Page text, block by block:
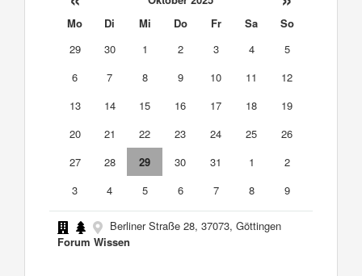
Mo Di Mi Do Fr Sa
So
29
30 1 2 3 4
5
6
7 8 9 10 11
12
13
14 15 16 17 18
19
20
21 22 23 24 25
26
27
28 29 30 31 1
2
3
4 5 6 7 8 9
Berliner Straße 28, 37073, Göttingen
Forum Wissen